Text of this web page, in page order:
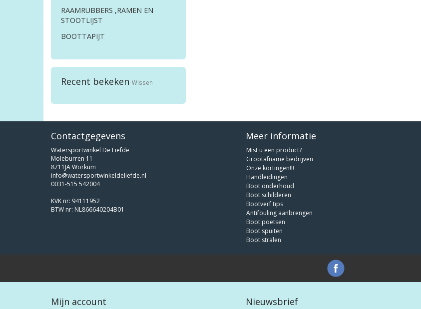
RAAMRUBBERS ,RAMEN EN
STOOTLIJST
BOOTTAPIJT
Recent bekeken Wissen
Contactgegevens
Watersportwinkel De Liefde
Moleburren 11
8711JA Workum
info@watersportwinkeldeliefde.nl
0031-515 542004
KVK nr: 94111952
BTW nr: NL866640204B01
Meer informatie
Mist u een product?
Grootafname bedrijven
Onze kortingen!!!
Handleidingen
Boot onderhoud
Boot schilderen
Bootverf tips
Antifouling aanbrengen
Boot poetsen
Boot spuiten
Boot stralen
Mijn account Nieuwsbrief